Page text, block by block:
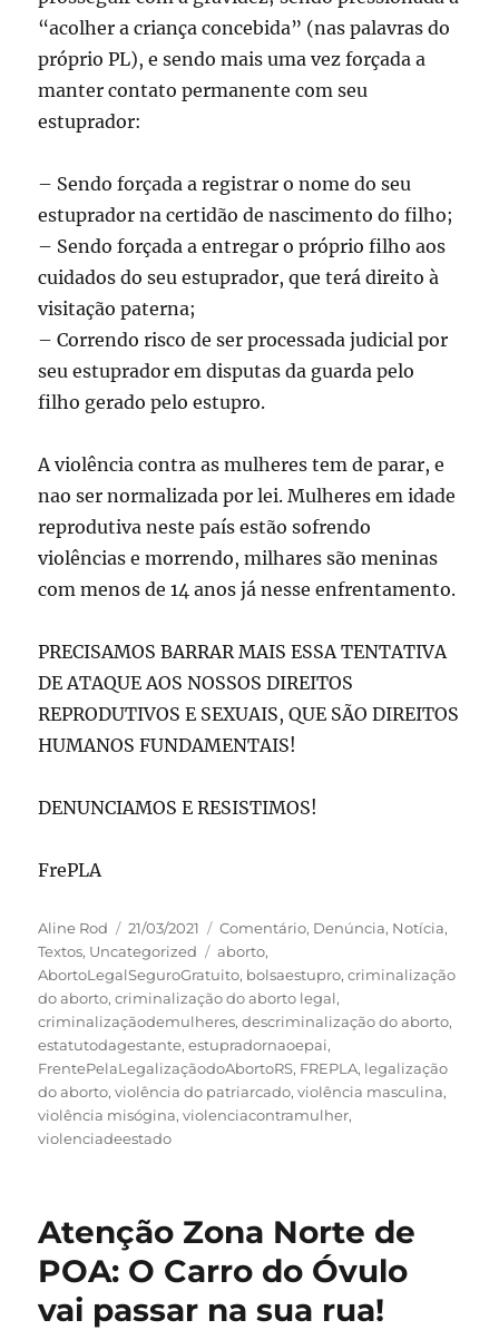
“acolher a criança concebida” (nas palavras do
próprio PL), e sendo mais uma vez forçada a
manter contato permanente com seu
estuprador:
– Sendo forçada a registrar o nome do seu
estuprador na certidão de nascimento do filho;
– Sendo forçada a entregar o próprio filho aos
cuidados do seu estuprador, que terá direito à
visitação paterna;
– Correndo risco de ser processada judicial por
seu estuprador em disputas da guarda pelo
filho gerado pelo estupro.
A violência contra as mulheres tem de parar, e
nao ser normalizada por lei. Mulheres em idade
reprodutiva neste país estão sofrendo
violências e morrendo, milhares são meninas
com menos de 14 anos já nesse enfrentamento.
PRECISAMOS BARRAR MAIS ESSA TENTATIVA
DE ATAQUE AOS NOSSOS DIREITOS
REPRODUTIVOS E SEXUAIS, QUE SÃO DIREITOS
HUMANOS FUNDAMENTAIS!
DENUNCIAMOS E RESISTIMOS!
FrePLA
Autor
Aline Rod
Publicado
em
21/03/2021 Categorias
Comentário, Denúncia, Notícia,
Textos, Uncategorized Tags
aborto,
AbortoLegalSeguroGratuito, bolsaestupro,criminalização
do aborto,criminalização do aborto legal,
criminalizaçãodemulheres,descriminalização do aborto,
estatutodagestante,estupradornaoepai,
FrentePelaLegalizaçãodoAbortoRS, FREPLA, legalização
do aborto,violência do patriarcado,violência masculina,
violência misógina,violenciacontramulher,
violenciadeestado
Atenção Zona Norte de
POA: O Carro do Óvulo
vai passar na sua rua!